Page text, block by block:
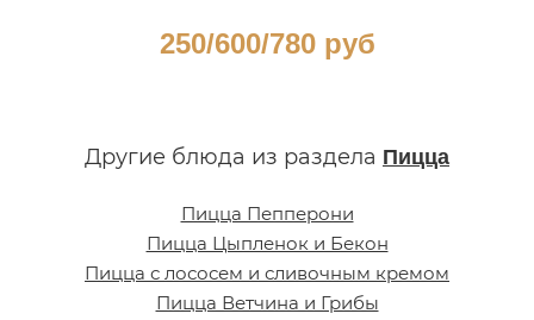
250/600/780 руб
Другие блюда из раздела Пицца
Пицца Пепперони
Пицца Цыпленок и Бекон
Пицца с лососем и сливочным кремом
Пицца Ветчина и Грибы